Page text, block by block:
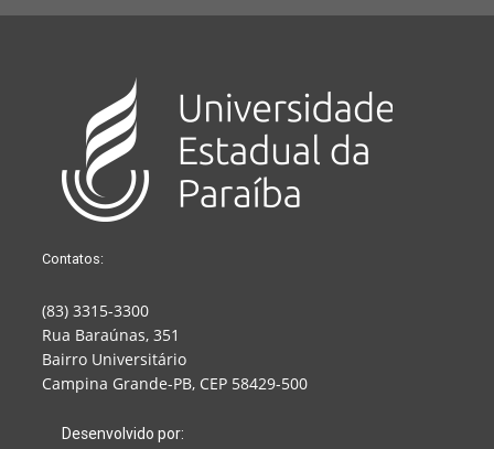
Contatos:
(83) 3315-3300
Rua Baraúnas, 351
Bairro Universitário
Campina Grande-PB, CEP 58429-500
Desenvolvido por: